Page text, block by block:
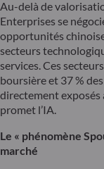
Au-delà de
Enterprises se
opportunités
secteurs
services. Ces
boursière et 37 %
directement exposés
promet l’IA.
Le « phénomène
marché